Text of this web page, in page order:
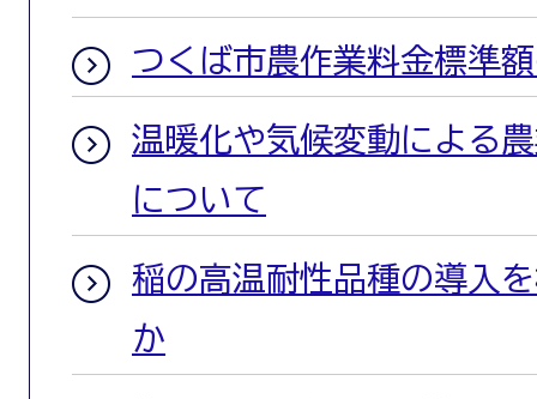
つくば市農作業料金標準
温暖化や気候変動による
について
稲の高温耐性品種の導入
か